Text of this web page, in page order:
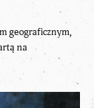
geograficznym,
na